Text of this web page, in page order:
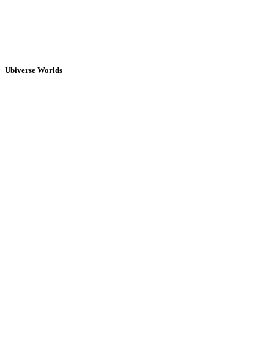
Ubiverse Worlds